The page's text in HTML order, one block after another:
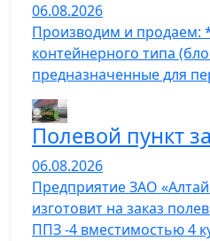
06.08.2026
Производим и продаем:
контейнерного типа
предназначенные для
Полевой пункт
06.08.2026
Предприятие ЗАО
изготовит на заказ
ППЗ -4 вместимостью 4